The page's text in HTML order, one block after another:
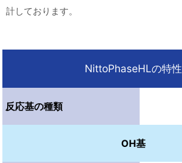
計しております。
NittoPhaseHLの特性
反応基の種類
OH基